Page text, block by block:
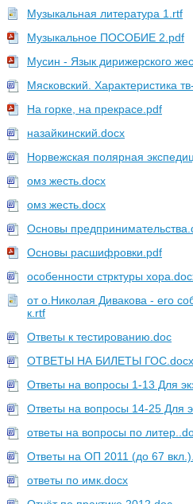
Музыкальная литература 1.rtf
Музыкальное ПОСОБИЕ 2.pdf
Мусин - Язык дирижерского
Мясковский. Характеристика
На горке, на прекрасе.pdf
назайкинский.docx
Норвежская полярная
омз жесть.docx
омз жесть.docx
Основы
Основы расшифровки.pdf
особенности стрктуры
от о.Николая Дивакова - его
к.rtf
Ответы к тестированию.doc
ОТВЕТЫ НА БИЛЕТЫ ГОС.docx
Ответы на вопросы 1-13 Для
Ответы на вопросы 14-25 Для
ответы на вопросы по
Ответы на ОП 2011 (до 67
ответы по имк.docx